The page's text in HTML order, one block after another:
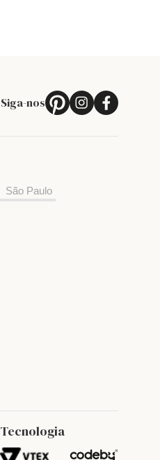
Siga-nos
São Paulo
Tecnologia